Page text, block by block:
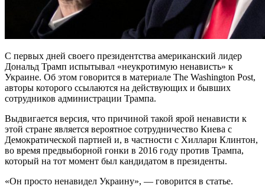
С первых дней своего президентства американский лидер
Дональд Трамп испытывал «неукротимую ненависть» к
Украине. Об этом говорится в материале The Washington Post,
авторы которого ссылаются на действующих и бывших
сотрудников администрации Трампа.
Выдвигается версия, что причиной такой ярой ненависти к
этой стране является вероятное сотрудничество Киева с
Демократической партией и, в частности с Хиллари Клинтон,
во время предвыборной гонки в 2016 году против Трампа,
который на тот момент был кандидатом в президенты.
«Он просто ненавидел Украину», — говорится в статье.